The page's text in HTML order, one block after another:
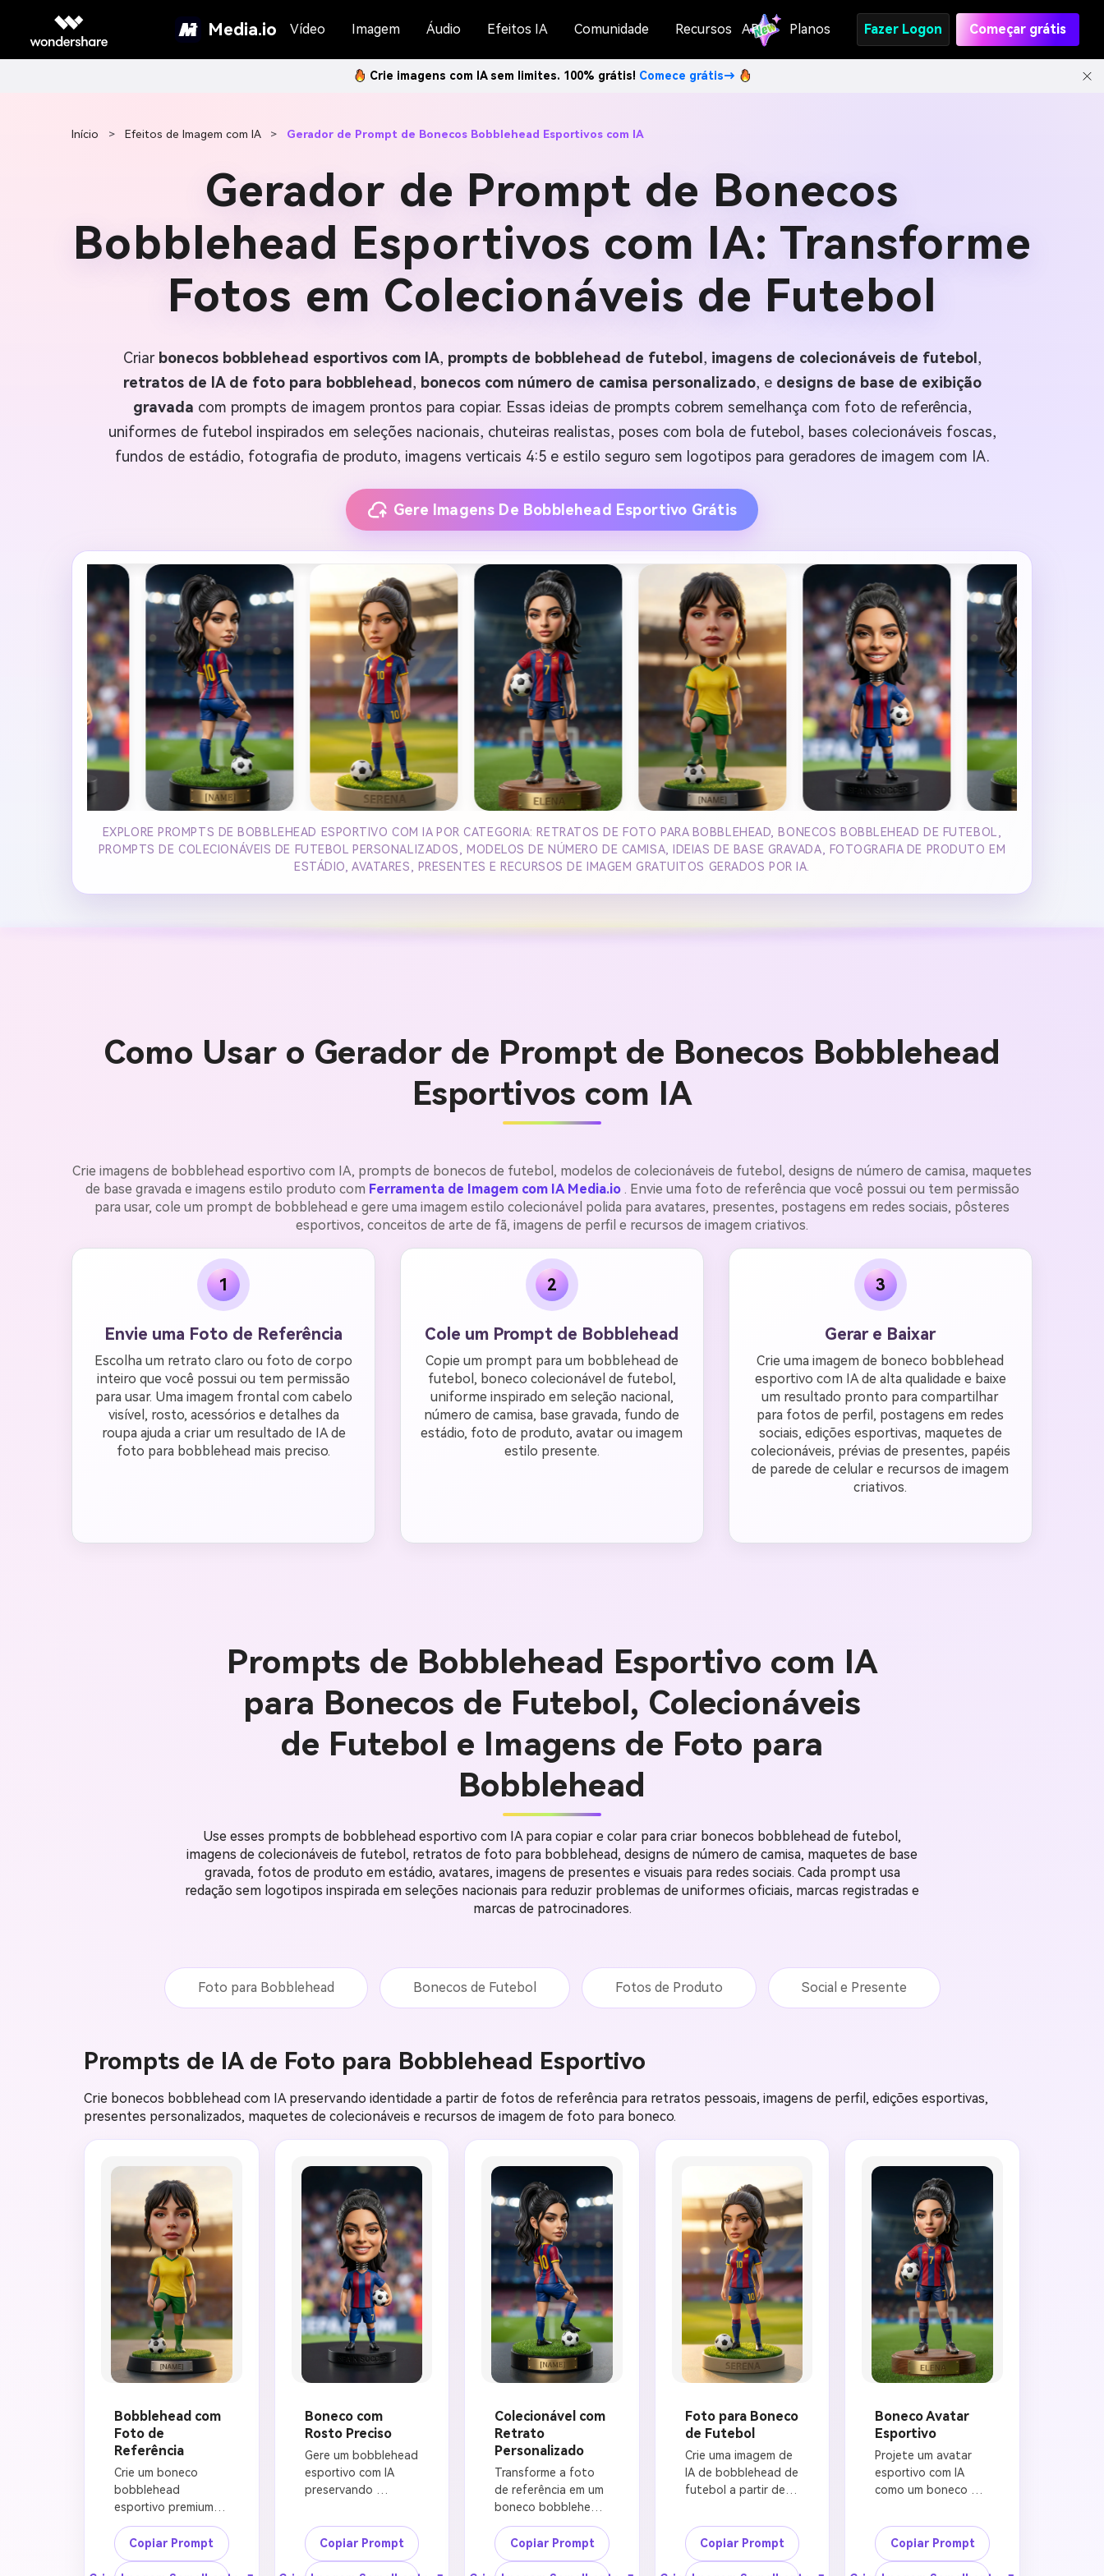
Media.io Vídeo Imagem Áudio Efeitos IA Comunidade Recursos API Planos Fazer Logon Começar grátis
Crie imagens com IA sem limites. 100% grátis! Comece grátis→
Início > Efeitos de Imagem com IA > Gerador de Prompt de Bonecos Bobblehead Esportivos com IA
Gerador de Prompt de Bonecos
Bobblehead Esportivos com IA: Transforme
Fotos em Colecionáveis de Futebol
Criar bonecos bobblehead esportivos com IA, prompts de bobblehead de futebol , imagens de colecionáveis de futebol ,
retratos de IA de foto para bobblehead , bonecos com número de camisa personalizado, e designs de base de exibição
gravada com prompts de imagem prontos para copiar. Essas ideias de prompts cobrem semelhança com foto de referência,
uniformes de futebol inspirados em seleções nacionais, chuteiras realistas, poses com bola de futebol, bases colecionáveis foscas,
fundos de estádio, fotografia de produto, imagens verticais 4:5 e estilo seguro sem logotipos para geradores de imagem com IA.
Gere Imagens De Bobblehead Esportivo Grátis
EXPLORE PROMPTS DE BOBBLEHEAD ESPORTIVO COM IA POR CATEGORIA: RETRATOS DE FOTO PARA BOBBLEHEAD, BONECOS BOBBLEHEAD DE FUTEBOL,
PROMPTS DE COLECIONÁVEIS DE FUTEBOL PERSONALIZADOS, MODELOS DE NÚMERO DE CAMISA, IDEIAS DE BASE GRAVADA, FOTOGRAFIA DE PRODUTO EM
ESTÁDIO, AVATARES, PRESENTES E RECURSOS DE IMAGEM GRATUITOS GERADOS POR IA.
Como Usar o Gerador de Prompt de Bonecos Bobblehead
Esportivos com IA
Crie imagens de bobblehead esportivo com IA, prompts de bonecos de futebol, modelos de colecionáveis de futebol, designs de número de camisa, maquetes
de base gravada e imagens estilo produto com Ferramenta de Imagem com IA Media.io . Envie uma foto de referência que você possui ou tem permissão
para usar, cole um prompt de bobblehead e gere uma imagem estilo colecionável polida para avatares, presentes, postagens em redes sociais, pôsteres
esportivos, conceitos de arte de fã, imagens de perfil e recursos de imagem criativos.
1
Envie uma Foto de Referência
Escolha um retrato claro ou foto de corpo
inteiro que você possui ou tem permissão
para usar. Uma imagem frontal com cabelo
visível, rosto, acessórios e detalhes da
roupa ajuda a criar um resultado de IA de
foto para bobblehead mais preciso.
2
Cole um Prompt de Bobblehead
Copie um prompt para um bobblehead de
futebol, boneco colecionável de futebol,
uniforme inspirado em seleção nacional,
número de camisa, base gravada, fundo de
estádio, foto de produto, avatar ou imagem
estilo presente.
3
Gerar e Baixar
Crie uma imagem de boneco bobblehead
esportivo com IA de alta qualidade e baixe
um resultado pronto para compartilhar
para fotos de perfil, postagens em redes
sociais, edições esportivas, maquetes de
colecionáveis, prévias de presentes, papéis
de parede de celular e recursos de imagem
criativos.
Prompts de Bobblehead Esportivo com IA
para Bonecos de Futebol, Colecionáveis
de Futebol e Imagens de Foto para
Bobblehead
Use esses prompts de bobblehead esportivo com IA para copiar e colar para criar bonecos bobblehead de futebol,
imagens de colecionáveis de futebol, retratos de foto para bobblehead, designs de número de camisa, maquetes de base
gravada, fotos de produto em estádio, avatares, imagens de presentes e visuais para redes sociais. Cada prompt usa
redação sem logotipos inspirada em seleções nacionais para reduzir problemas de uniformes oficiais, marcas registradas e
marcas de patrocinadores.
Foto para Bobblehead Bonecos de Futebol Fotos de Produto Social e Presente
Prompts de IA de Foto para Bobblehead Esportivo
Crie bonecos bobblehead com IA preservando identidade a partir de fotos de referência para retratos pessoais, imagens de perfil, edições esportivas,
presentes personalizados, maquetes de colecionáveis e recursos de imagem de foto para boneco.
Bobblehead com
Foto de
Referência
Crie um boneco
bobblehead
esportivo premium
hiper-realista
baseado na foto de
referência fornecida.
Copiar Prompt
Boneco com
Rosto Preciso
Gere um bobblehead
esportivo com IA
preservando
do retrato enviado,
mantendo o
formato real do
Copiar Prompt
Colecionável com
Retrato
Personalizado
Transforme a foto
de referência em um
boneco bobblehead
de retrato
personalizado para
um fã de futebol.
Copiar Prompt
Foto para Boneco
de Futebol
Crie uma imagem de
IA de bobblehead de
futebol a partir de
referência enviada.
Preserve identidade
reconhecível
Copiar Prompt
Boneco Avatar
Esportivo
Projete um avatar
esportivo com IA
como um boneco
baseado na imagem
de referência.
Mantenha o rosto,
Copiar Prompt